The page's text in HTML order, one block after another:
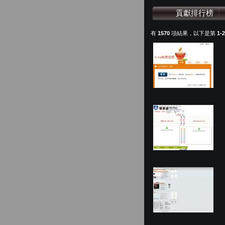
貢獻排行榜
有 1570 項結果，以下是第 1-